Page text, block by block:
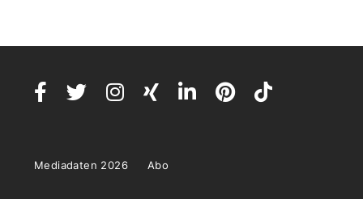
Mediadaten 2026 Abo